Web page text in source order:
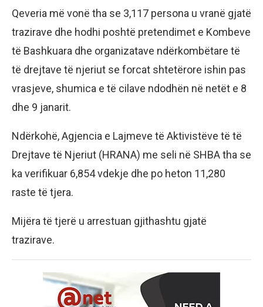
Qeveria më vonë tha se 3,117 persona u vranë gjatë
trazirave dhe hodhi poshtë pretendimet e Kombeve
të Bashkuara dhe organizatave ndërkombëtare të
të drejtave të njeriut se forcat shtetërore ishin pas
vrasjeve, shumica e të cilave ndodhën në netët e 8
dhe 9 janarit.
Ndërkohë, Agjencia e Lajmeve të Aktivistëve të të
Drejtave të Njeriut (HRANA) me seli në SHBA tha se
ka verifikuar 6,854 vdekje dhe po heton 11,280
raste të tjera.
Mijëra të tjerë u arrestuan gjithashtu gjatë
trazirave.